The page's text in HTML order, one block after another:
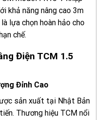
khả năng nâng cao 3m
lựa chọn hoàn hảo cho
chế.
Điện TCM 1.5
Đỉnh Cao
sản xuất tại Nhật Bản
Thương hiệu TCM nổi